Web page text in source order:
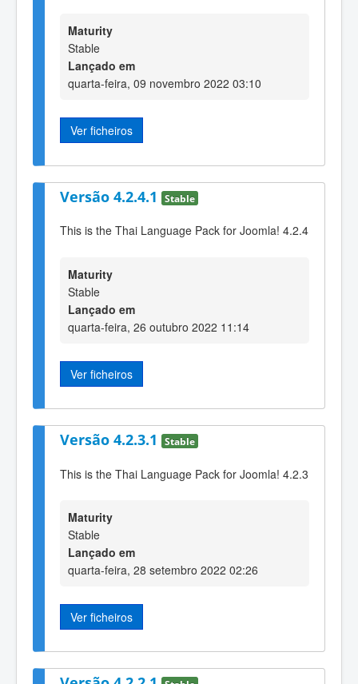
Maturity
Stable
Lançado em
quarta-feira, 09 novembro 2022 03:10
Ver ficheiros
Versão 4.2.4.1 Stable
This is the Thai Language Pack for Joomla! 4.2.4
Maturity
Stable
Lançado em
quarta-feira, 26 outubro 2022 11:14
Ver ficheiros
Versão 4.2.3.1 Stable
This is the Thai Language Pack for Joomla! 4.2.3
Maturity
Stable
Lançado em
quarta-feira, 28 setembro 2022 02:26
Ver ficheiros